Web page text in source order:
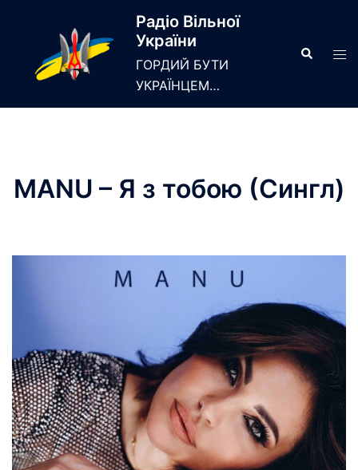
Радіо Вільної
України
ГОРДИЙ БУТИ
УКРАЇНЦЕМ…
Search
MANU – Я з тобою (Сингл)